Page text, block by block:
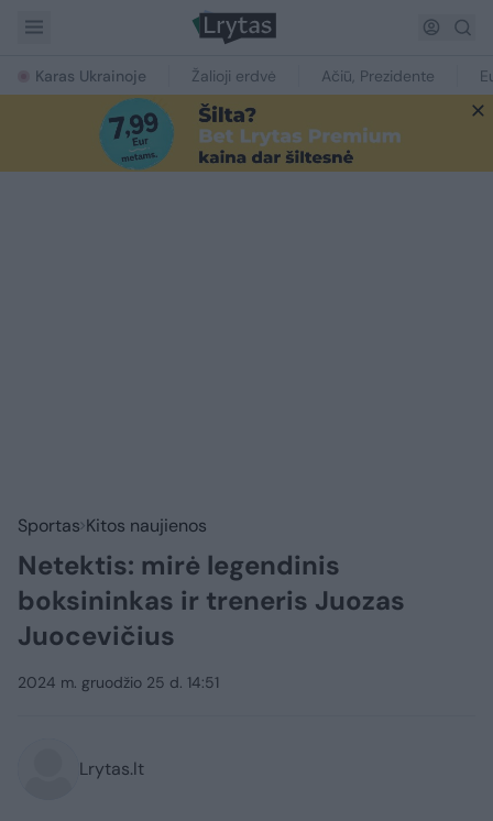
Karas Ukrainoje Žalioji erdvė Ačiū, Prezidente
Sportas Kitos naujienos
Netektis: mirė legendinis
boksininkas ir treneris Juozas
Juocevičius
2024 m. gruodžio 25 d. 14:51
Lrytas.lt